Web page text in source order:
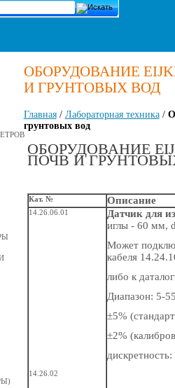
ОБОРУДОВАНИЕ
И ГРУНТОВЫХ ВОД
Главная/ Лабораторная техника/
грунтовых вод
ОБОРУДОВАНИЕ
ПОЧВ И
Кат. № Описание
14.26.06.01
14.26.02
Датчик для
иглы - 60 мм,
Может
кабеля
либо к
Диапазон: 5-
±5%
±2%